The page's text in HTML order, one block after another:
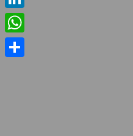
LinkedIn
WhatsApp